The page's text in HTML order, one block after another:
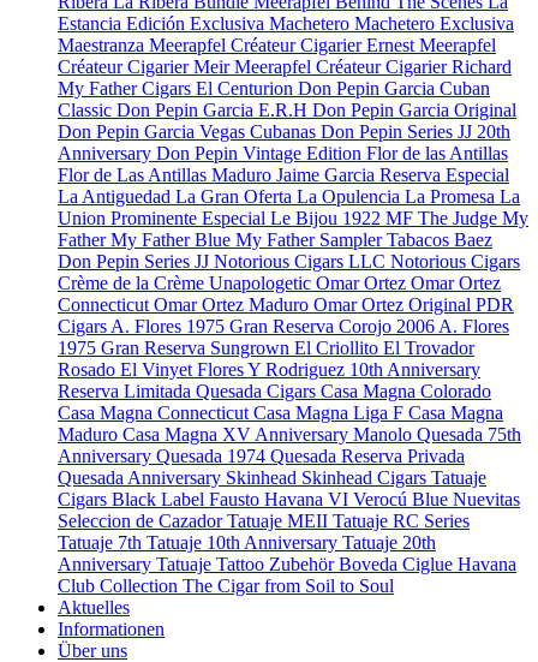
Estancia Edición Exclusiva Machetero Machetero Exclusiva
Maestranza Meerapfel Créateur Cigarier Ernest Meerapfel
Créateur Cigarier MeirMeerapfel Créateur Cigarier Richard
My Father Cigars El Centurion Don Pepin Garcia Cuban
Classic Don Pepin Garcia E.R.H Don Pepin Garcia Original
Don Pepin Garcia Vegas Cubanas Don Pepin Series JJ 20th
Anniversary Don Pepin Vintage Edition Flor de las Antillas
Flor de Las Antillas Maduro Jaime Garcia Reserva Especial
La Antiguedad La Gran Oferta La Opulencia La Promesa La
Union Prominente Especial Le Bijou 1922 MF The Judge My
FatherMy Father Blue My Father SamplerTabacos Baez
Don Pepin Series JJ Notorious Cigars LLC Notorious Cigars
Crème de la Crème Unapologetic Omar Ortez Omar Ortez
Connecticut Omar Ortez Maduro Omar Ortez Original PDR
Cigars A. Flores 1975 Gran Reserva Corojo 2006 A. Flores
1975 Gran Reserva Sungrown El Criollito El Trovador
Rosado El Vinyet Flores Y Rodriguez 10th Anniversary
Reserva Limitada Quesada Cigars Casa Magna Colorado
Casa Magna Connecticut Casa Magna Liga F Casa Magna
Maduro Casa Magna XV Anniversary Manolo Quesada 75th
Anniversary Quesada 1974 Quesada Reserva Privada
Quesada Anniversary Skinhead Skinhead Cigars Tatuaje
Cigars Black Label Fausto Havana VI Verocú Blue Nuevitas
Seleccion de CazadorTatuaje MEII Tatuaje RC Series
Tatuaje 7th Tatuaje 10th Anniversary Tatuaje 20th
Anniversary Tatuaje Tattoo ZubehörBoveda Ciglue Havana
Club Collection The Cigar from Soil to Soul
Aktuelles
Informationen
Über uns